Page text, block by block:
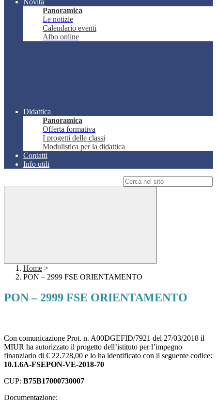
Novità
Panoramica
Le notizie
Calendario eventi
Albo online
Didattica
Panoramica
Offerta formativa
I progetti delle classi
Modulistica per la didattica
Contatti
Info utili
Home >
PON – 2999 FSE ORIENTAMENTO
PON – 2999 FSE ORIENTAMENTO
Con comunicazione Prot. n. A00DGEFID/7921 del 27/03/2018 il
MIUR ha autorizzato il progetto dell’istituto per l’impegno
finanziario di € 22.728,00 e lo ha identificato con il seguente codice:
10.1.6A-FSEPON-VE-2018-70
CUP: B75B17000730007
Documentazione: